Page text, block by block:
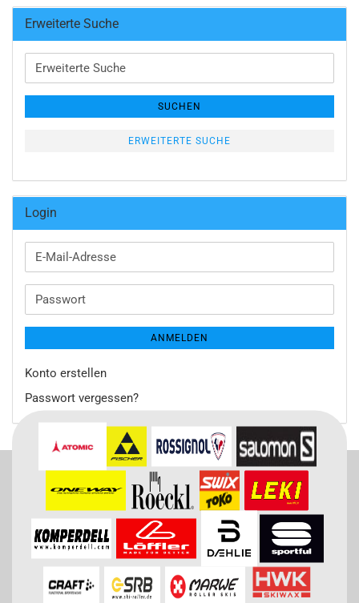
Erweiterte Suche
Erweiterte
Suche
SUCHEN
ERWEITERTE SUCHE
Login
E-
Mail-
Passwort
ANMELDEN
Konto erstellen
Passwort vergessen?